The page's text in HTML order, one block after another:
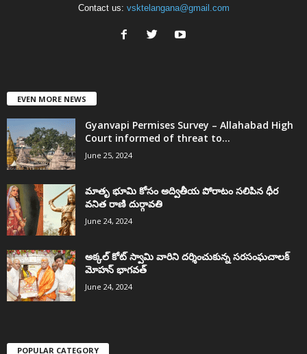
Contact us: vsktelangana@gmail.com
EVEN MORE NEWS
Gyanvapi Permises Survey – Allahabad High
Court informed of threat to...
June 25, 2024
మాతృ భూమి కోసం అద్వితీయ పోరాటం సలిపిన ధీర
వనిత రాణి దుర్గావతి
June 24, 2024
అక్కల్‌ కోట్‌ స్వామి వారిని దర్శించుకున్న సరసంఘచాలక్
మోహన్ భాగవత్
June 24, 2024
POPULAR CATEGORY